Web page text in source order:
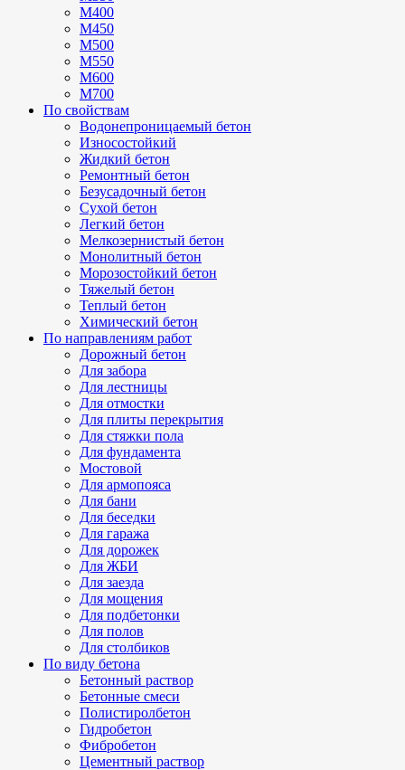
М400
М450
М500
М550
М600
М700
По свойствам
Водонепроницаемый бетон
Износостойкий
Жидкий бетон
Ремонтный бетон
Безусадочный бетон
Сухой бетон
Легкий бетон
Мелкозернистый бетон
Монолитный бетон
Морозостойкий бетон
Тяжелый бетон
Теплый бетон
Химический бетон
По направлениям работ
Дорожный бетон
Для забора
Для лестницы
Для отмостки
Для плиты перекрытия
Для стяжки пола
Для фундамента
Мостовой
Для армопояса
Для бани
Для беседки
Для гаража
Для дорожек
Для ЖБИ
Для заезда
Для мощения
Для подбетонки
Для полов
Для столбиков
По виду бетона
Бетонный раствор
Бетонные смеси
Полистиролбетон
Гидробетон
Фибробетон
Цементный раствор